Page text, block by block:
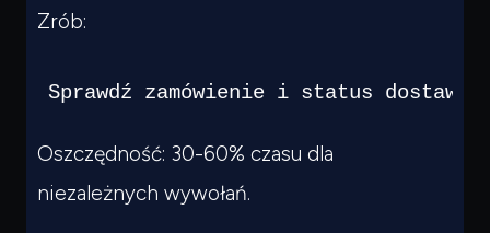
Zrób:
Sprawdź zamówienie i status dostawy
Oszczędność: 30-60% czasu dla
niezależnych wywołań.